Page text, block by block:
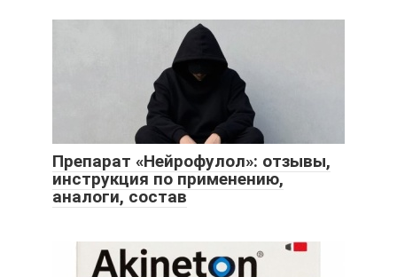
Препарат «Нейрофулол»: отзывы,
инструкция по применению,
аналоги, состав